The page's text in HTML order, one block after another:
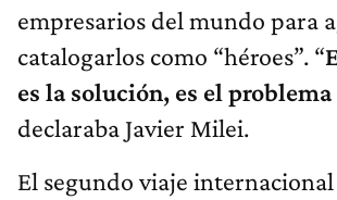
empresarios del mundo para
catalogarlos como “héroes”. “
es la solución, es el
declaraba Javier Milei.
El segundo viaje